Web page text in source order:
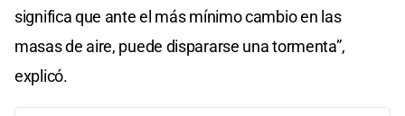
significa que ante el más mínimo cambio en las
masas de aire, puede dispararse una tormenta”,
explicó.